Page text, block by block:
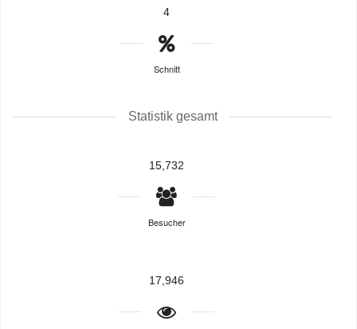
4
Schnitt
Statistik gesamt
15,732
Besucher
17,946